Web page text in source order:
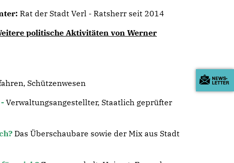
Rat der Stadt Verl - Ratsherr seit 2014
politische Aktivitäten von Werner
Schützenwesen
Verwaltungsangestellter, Staatlich geprüfter
Das Überschaubare sowie der Mix aus Stadt